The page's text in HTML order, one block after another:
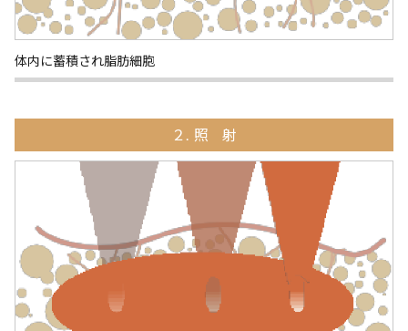
体内に蓄積され脂肪細胞
２. 照 射